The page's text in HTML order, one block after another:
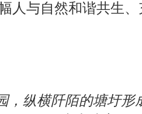
人与自然和谐共生
，纵横阡陌的塘圩形